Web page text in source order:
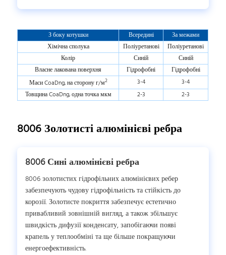
З боку котушки Всередині
За межами
Хімічна сполука
Поліуретанові
Поліуретанові
Колір
Синій
Синій
Власне лакована поверхня
Гідрофобні
Гідрофобні
Маси CoaDng, на сторону г/м2 3-4
3-4
Товщина CoaDng, одна точка мкм
2-3 2-3
8006 Золотисті алюмінієві ребра
8006 Сині алюмінієві ребра
8006 золотистих гідрофільних алюмінієвих ребер
забезпечують чудову гідрофільність та стійкість до
корозії. Золотисте покриття забезпечує естетично
привабливий зовнішній вигляд, а також збільшує
швидкість дифузії конденсату, запобігаючи появі
крапель у теплообміні та ще більше покращуючи
енергоефективність.